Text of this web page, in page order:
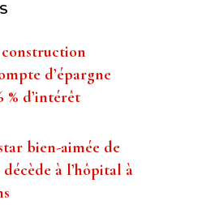
d’épargne
% d’intérêt
bien-aimée de
à l’hôpital à